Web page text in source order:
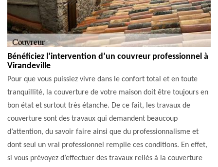
Bénéficiez l’intervention d’un couvreur professionnel à
Virandeville
Pour que vous puissiez vivre dans le confort total et en toute
tranquillité, la couverture de votre maison doit être toujours en
bon état et surtout très étanche. De ce fait, les travaux de
couverture sont des travaux qui demandent beaucoup
d’attention, du savoir faire ainsi que du professionnalisme et
dont seul un vrai professionnel remplie ces conditions. En effet,
si vous prévoyez d’effectuer des travaux reliés à la couverture